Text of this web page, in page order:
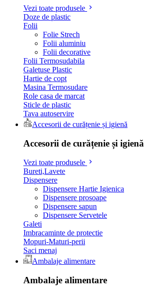
Vezi toate produsele
Doze de plastic
Folii
Folie Strech
Folii aluminiu
Folii decorative
Folii Termosudabila
Galetuse Plastic
Hartie de copt
Masina Termosudare
Role casa de marcat
Sticle de plastic
Tava autoservire
Accesorii de curățenie și igienă
Accesorii de curățenie și igienă
Vezi toate produsele
Bureti,Lavete
Dispensere
Dispensere Hartie Igienica
Dispensere prosoape
Dispensere sapun
Dispensere Servetele
Galeti
Imbracaminte de protectie
Mopuri-Maturi-perii
Saci menaj
Ambalaje alimentare
Ambalaje alimentare